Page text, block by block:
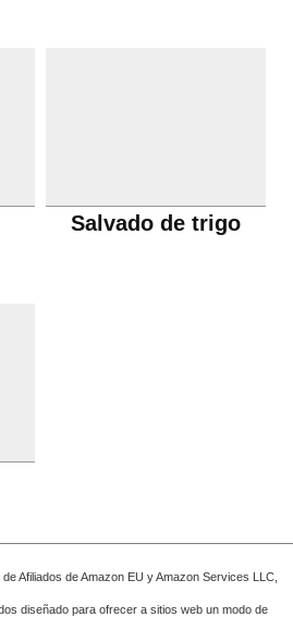
Salvado de trigo
Afiliados de Amazon EU y Amazon Services LLC,
diseñado para ofrecer a sitios web un modo de